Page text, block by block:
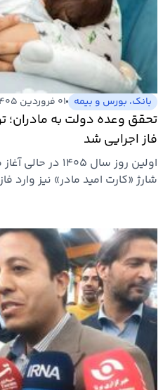
بانک، بورس و بیمه ۰۱ فروردین ۱۴۰۵
تحقق وعده دولت به مادران؛
فاز اجرایی شد
اولین روز سال
شارژ «کارت امید مادر» نیز وارد